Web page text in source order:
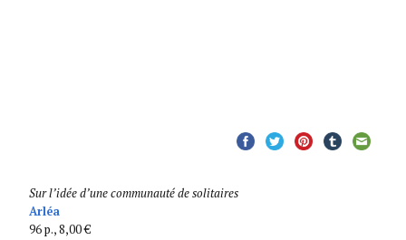
Sur l’idée d’une communauté de solitaires
Arléa
96 p., 8,00 €